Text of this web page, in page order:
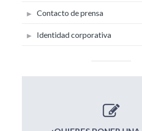
Contacto de prensa
Identidad corporativa